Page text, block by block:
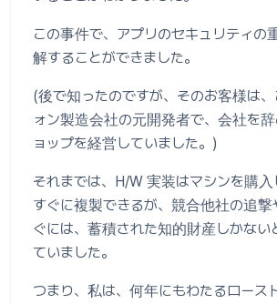
この事件で、アプリのセキュリティの
解することができました。
(後で知ったのですが、そのお客様は
ォン製造会社の元開発者で、会社を
ョップを経営していました。)
それまでは、H/W 実装はマシンを購
すぐに複製できるが、競合他社の追
ぐには、蓄積された知的財産しかない
ていました。
つまり、私は、何年にもわたるロース